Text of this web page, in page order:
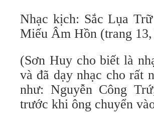
Nhạc kịch: Sắc Lụa
Miếu Âm Hồn (trang
(Sơn Huy cho biết là
và đã dạy nhạc cho rất
như: Nguyễn Công
trước khi ông chuyển